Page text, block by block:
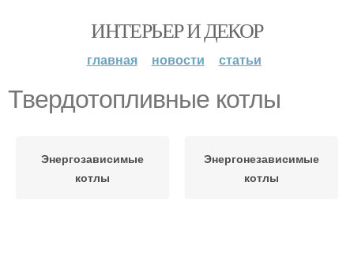
ИНТЕРЬЕР И ДЕКОР
главная новости статьи
Твердотопливные котлы
Энергозависимые
котлы
Энергонезависимые
котлы